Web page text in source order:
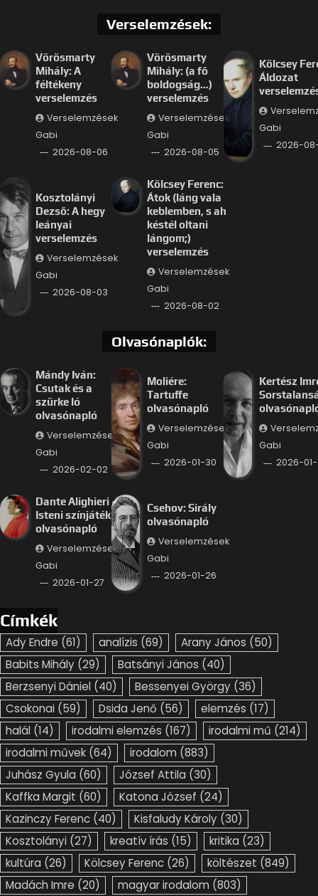
Verselemzések:
Vörösmarty
Mihály: A
féltékeny
verselemzés
Verselemzések
Gabi
2026-08-06
Vörösmarty
Mihály: (a fő
boldogság…)
verselemzés
Verselemzések
Gabi
2026-08-05
Kölcsey
Áldozat
Gabi
2026-
Kosztolányi
Dezső: A hegy
leányai
verselemzés
Verselemzések
Gabi
2026-08-03
Kölcsey Ferenc:
Átok (láng vala
keblemben, s ah
késtél oltani
lángom;)
verselemzés
Verselemzések
Gabi
2026-08-02
Olvasónaplók:
Mándy Iván:
Csutak és a
szürke ló
olvasónapló
Verselemzések
Gabi
2026-02-02
Moliére:
Tartuffe
olvasónapló
Verselemzések
Gabi
2026-01-30
Kertész
Gabi
2026-
Dante Alighieri –
Isteni színjáték
olvasónapló
Verselemzések
Gabi
2026-01-27
Csehov: Sirály
olvasónapló
Verselemzések
Gabi
2026-01-26
Címkék
Ady Endre (61) analízis (69) Arany János (50)
Babits Mihály (29) Batsányi János (40)
Berzsenyi Dániel (40) Bessenyei György (36)
Csokonai (59) Dsida Jenő (56) elemzés (17)
halál (14) irodalmi elemzés (167) irodalmi mű (214)
irodalmi művek (64) irodalom (883)
Juhász Gyula (60) József Attila (30)
Kaffka Margit (60) Katona József (24)
Kazinczy Ferenc (40) Kisfaludy Károly (30)
Kosztolányi (27) kreatív írás (15) kritika (23)
kultúra (26) Kölcsey Ferenc (26) költészet (849)
Madách Imre (20) magyar irodalom (803)